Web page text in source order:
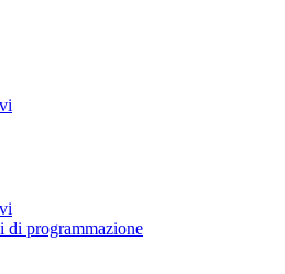
di programmazione